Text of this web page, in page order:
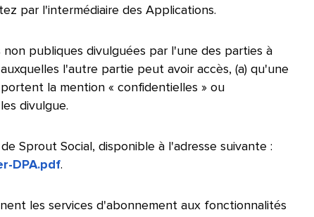
par l'intermédiaire des Applications.​​
publiques divulguées par l'une des parties à
l'autre partie peut avoir accès, (a) qu'une
la mention « confidentielles » ou
divulgue.​​
Sprout Social, disponible à l'adresse suivante :
DPA.pdf.
les services d'abonnement aux fonctionnalités